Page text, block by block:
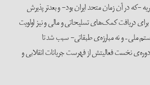
-که در آن زمان متحد ایران بود- و بعدتر پذیرش
دریافت کمک‌های تسلیحاتی و مالی و نیز اولویت
ستم ملی – و نه مبارزه‌ی طبقاتی- سبب شد تا
نخست فعالیتش از فهرست جریانات انقلابی و